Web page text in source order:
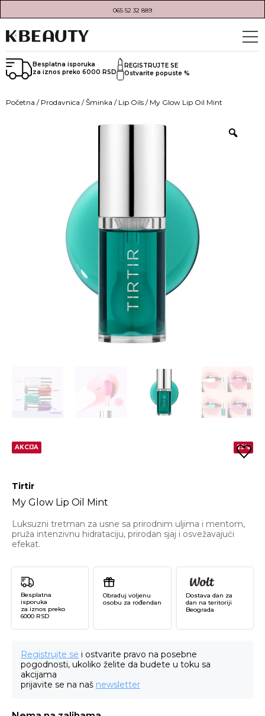
065 52 32 889
Besplatna isporuka
za iznos preko 6000 RSD
REGISTRUJTE SE
Ostvarite popuste %
Početna / Prodavnica /Šminka / Lip Oils / My Glow Lip Oil Mint
AKCIJA 25%
Tirtir
My Glow Lip Oil Mint
Luksuzni tretman za usne sa prirodnim uljima i mentom,
pruža intenzivnu hidrataciju, prirodan sjaj i osvežavajući
efekat.
Besplatna
isporuka
za iznos preko
6000 RSD
Obraduj voljenu
osobu za rođendan
Dostava dan za
dan na teritoriji
Beograda
Registrujte se i ostvarite pravo na posebne
pogodnosti, ukoliko želite da budete u toku sa
akcijama
prijavite se na naš newsletter